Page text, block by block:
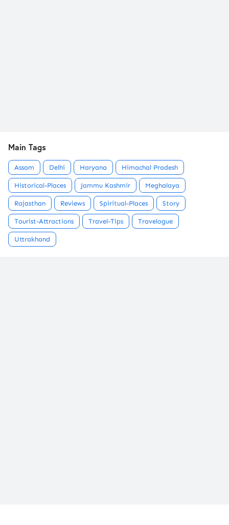
Main Tags
Assam Delhi Haryana Himachal Pradesh
Historical-Places Jammu Kashmir Meghalaya
Rajasthan Reviews Spiritual-Places Story
Tourist-Attractions Travel-Tips Travelogue
Uttrakhand